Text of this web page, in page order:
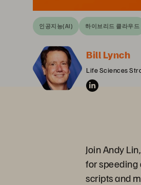
인공지능(AI) 하이브리드 클라우드
Bill Lynch
Life Sciences
Join Andy
for speeding
scripts and